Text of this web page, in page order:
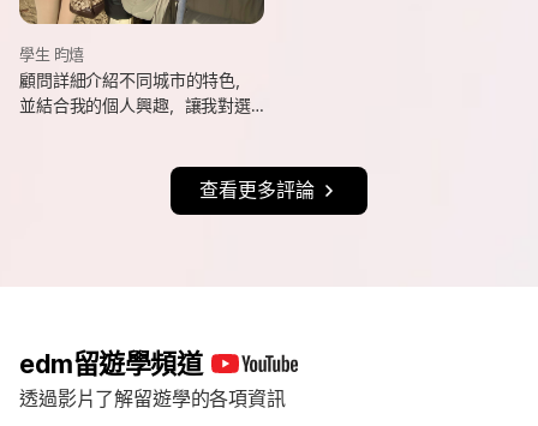
學生 昀熺
顧問詳細介紹不同城市的特色，
並結合我的個人興趣，讓我對選
查看更多評論
edm留遊學頻道
透過影片了解留遊學的各項資訊